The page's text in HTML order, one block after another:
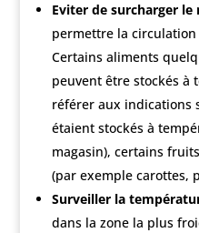
Eviter de surcharger
permettre la circulation
Certains aliments
peuvent être stockés à
référer aux indications
étaient stockés à
magasin), certains
(par exemple carottes,
Surveiller la
dans la zone la plus